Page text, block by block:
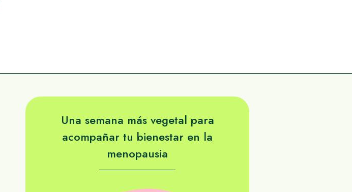
Una semana más vegetal para
acompañar tu bienestar en la
menopausia